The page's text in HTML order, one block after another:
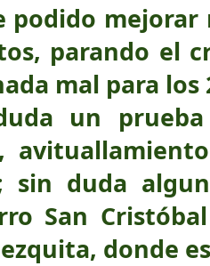
mejorar
parando el
mal para los
prueba
sin duda
San
donde